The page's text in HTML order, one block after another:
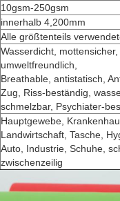
10gsm-250gsm
innerhalb 4,200mm
Alle größtenteils
Wasserdicht, mottensicher,
umweltfreundlich,
Breathable, antistatisch,
Zug, Riss-beständig,
schmelzbar, Psychiater-
Hauptgewebe,
Landwirtschaft, Tasche,
Auto, Industrie, Schuhe,
zwischenzeilig